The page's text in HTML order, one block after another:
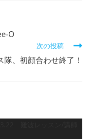
O
次の投稿
、初顔合わせ終了！